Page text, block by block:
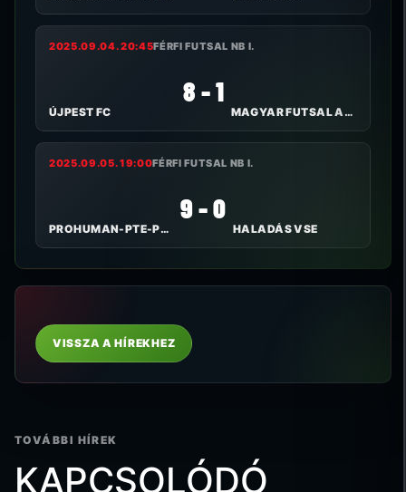
2025.09.04. 20:45FÉRFI FUTSAL NB I.
ÚJPEST FC
8 - 1
MAGYAR FUTSAL AKADÉMIA
2025.09.05. 19:00FÉRFI FUTSAL NB I.
PROHUMAN-PTE-PEAC
9 - 0
HALADÁS VSE
VISSZA A HÍREKHEZ
TOVÁBBI HÍREK
KAPCSOLÓDÓ